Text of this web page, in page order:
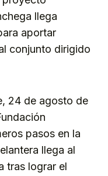
llega
aportar
conjunto dirigido
24 de agosto de
pasos en la
llega al
tras lograr el